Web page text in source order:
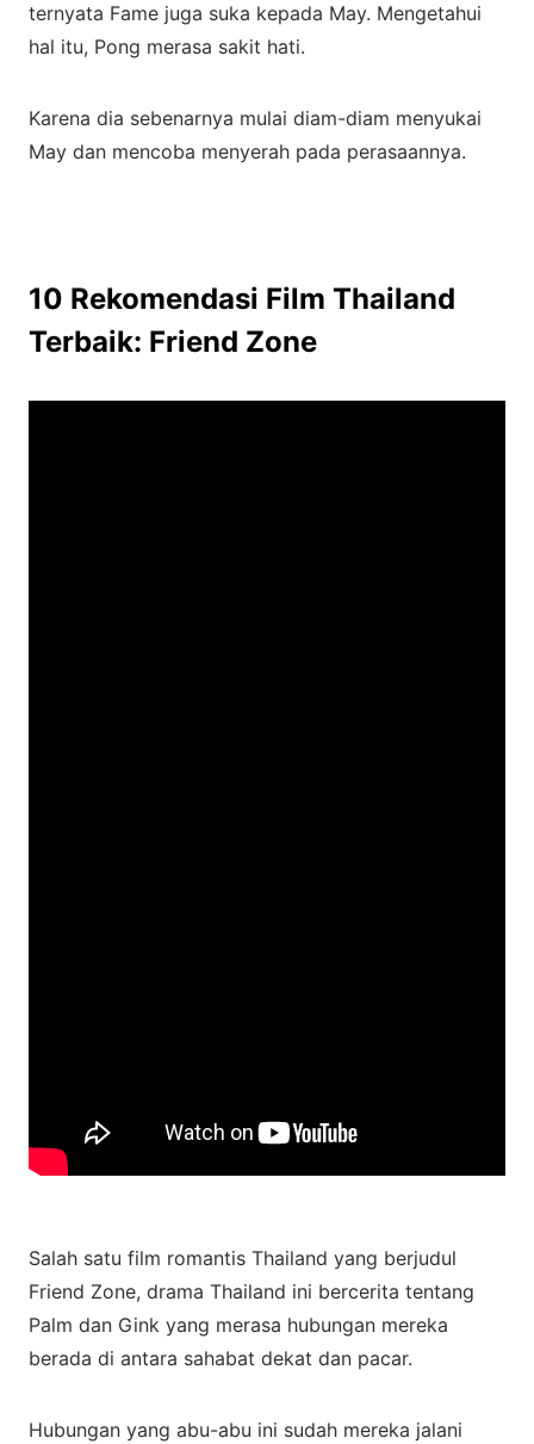
ternyata Fame juga suka kepada May. Mengetahui
hal itu, Pong merasa sakit hati.
Karena dia sebenarnya mulai diam-diam menyukai
May dan mencoba menyerah pada perasaannya.
10 Rekomendasi Film Thailand
Terbaik: Friend Zone
Salah satu film romantis Thailand yang berjudul
Friend Zone, drama Thailand ini bercerita tentang
Palm dan Gink yang merasa hubungan mereka
berada di antara sahabat dekat dan pacar.
Hubungan yang abu-abu ini sudah mereka jalani